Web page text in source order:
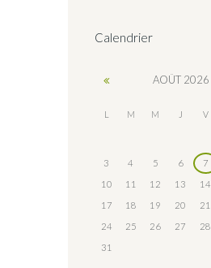
Calendrier
AOÛT 2026
L M M J V
3
4 5 6 7
10
11 12 13 14
17
18 19 20 21
24
25 26 27 28
31